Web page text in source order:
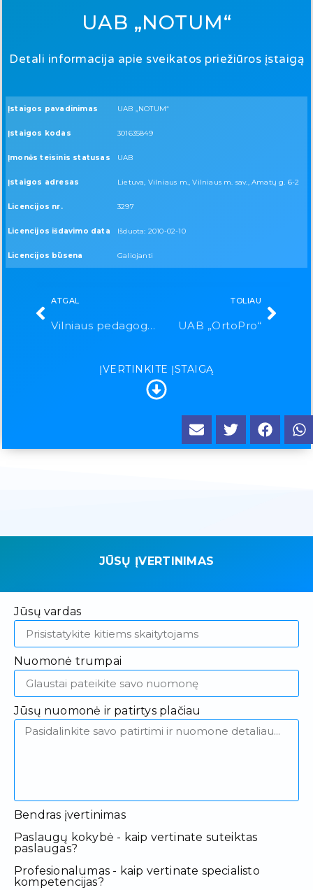
UAB „NOTUM“
Detali informacija apie sveikatos priežiūros įstaigą
Įstaigos pavadinimas UAB „NOTUM“
Įstaigos kodas 301635849
Įmonės teisinis statusas UAB
Įstaigos adresas Lietuva, Vilniaus m., Vilniaus m. sav., Amatų g. 6-2
Licencijos nr. 3297
Licencijos išdavimo data Išduota: 2010-02-10
Licencijos būsena Galiojanti
ATGAL
Vilniaus pedagoginė psichologinė tarnyba
TOLIAU
UAB „OrtoPro“
ĮVERTINKITE ĮSTAIGĄ
JŪSŲ ĮVERTINIMAS
Jūsų vardas
Nuomonė trumpai
Jūsų nuomonė ir patirtys plačiau
Bendras įvertinimas
Paslaugų kokybė - kaip vertinate suteiktas
paslaugas?
Profesionalumas - kaip vertinate specialisto
kompetencijas?